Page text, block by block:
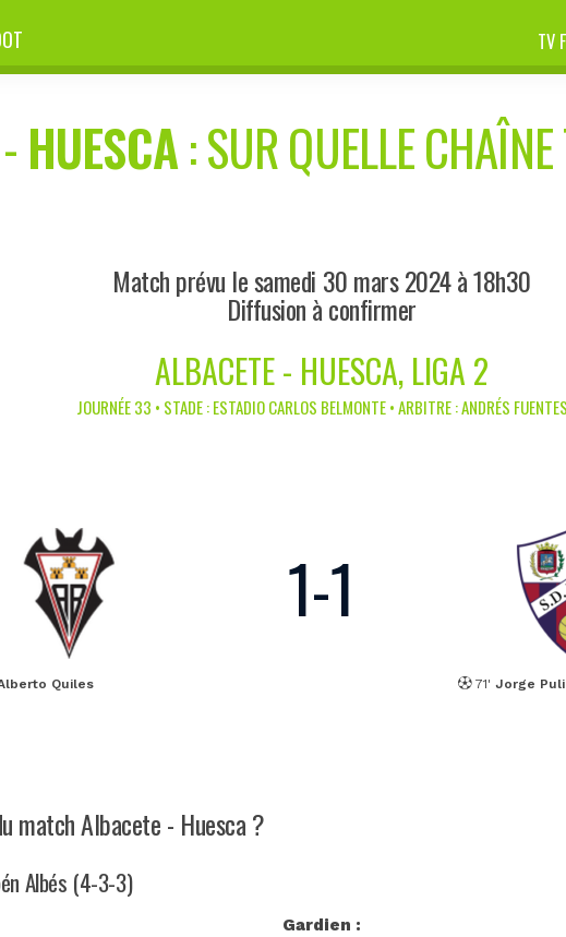
TV
HUESCA: SUR QUELLE
Match prévu le samedi 30 mars 2024 à 18h30
Diffusion à confirmer
ALBACETE - HUESCA, LIGA 2
JOURNÉE 33 • STADE : ESTADIO CARLOS BELMONTE • ARBITRE : ANDRÉS
Quiles
1-1
71'Jorge
match Albacete - Huesca ?
Albés (4-3-3)
Gardien :